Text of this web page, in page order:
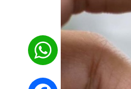
WhatsApp